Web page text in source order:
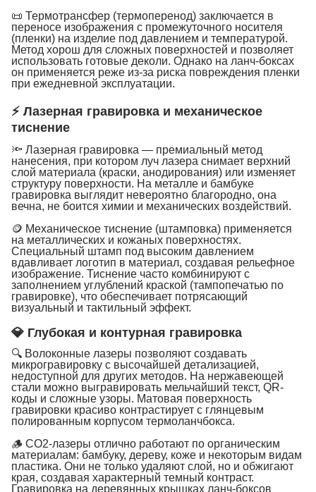
📜 Термотрансфер (термоперенод) заключается в
переносе изображения с промежуточного носителя
(пленки) на изделие под давлением и температурой.
Метод хорош для сложных поверхностей и позволяет
использовать готовые деколи. Однако на ланч-боксах
он применяется реже из-за риска повреждения пленки
при ежедневной эксплуатации.
⚡ Лазерная гравировка и механическое
тиснение
🔦 Лазерная гравировка — премиальный метод
нанесения, при котором луч лазера снимает верхний
слой материала (краски, анодирования) или изменяет
структуру поверхности. На металле и бамбуке
гравировка выглядит невероятно благородно, она
вечна, не боится химии и механических воздействий.
🪙 Механическое тиснение (штамповка) применяется
на металлических и кожаных поверхностях.
Специальный штамп под высоким давлением
вдавливает логотип в материал, создавая рельефное
изображение. Тиснение часто комбинируют с
заполнением углублений краской (тампопечатью по
гравировке), что обеспечивает потрясающий
визуальный и тактильный эффект.
💎 Глубокая и контурная гравировка
🔍 Волоконные лазеры позволяют создавать
микрогравировку с высочайшей детализацией,
недоступной для других методов. На нержавеющей
стали можно выгравировать мельчайший текст, QR-
коды и сложные узоры. Матовая поверхность
гравировки красиво контрастирует с глянцевым
полированным корпусом термоланчбокса.
🪵 CO2-лазеры отлично работают по органическим
материалам: бамбуку, дереву, коже и некоторым видам
пластика. Они не только удаляют слой, но и обжигают
края, создавая характерный темный контраст.
Гравировка на деревянных крышках ланч-боксов